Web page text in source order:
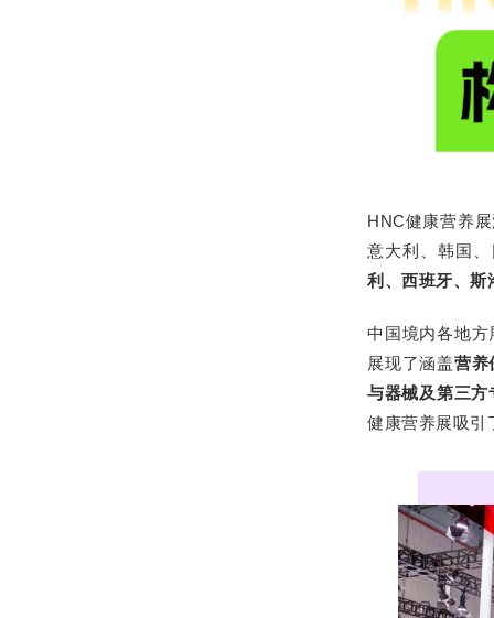
HNC健康营养
意大利、韩国
利、西班牙、斯
中国境内各地
展现了涵盖营养
与器械及第三
健康营养展吸引